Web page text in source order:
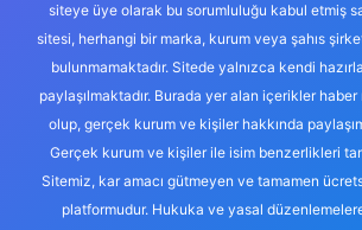
siteye üye olarak bu sorumluluğu kabul etmiş
sitesi, herhangi bir marka, kurum veya şahıs
bulunmamaktadır. Sitede yalnızca kendi
paylaşılmaktadır. Burada yer alan içerikler
olup, gerçek kurum ve kişiler hakkında
Gerçek kurum ve kişiler ile isim benzerlikleri
Sitemiz, kar amacı gütmeyen ve tamamen
platformudur. Hukuka ve yasal